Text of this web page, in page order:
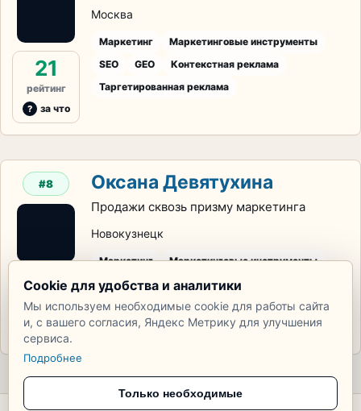
21
рейтинг
за что
Москва
Маркетинг
Маркетинговые инструменты
SEO
GEO
Контекстная реклама
Таргетированная реклама
#8
10
рейтинг
за что
Оксана Девятухина
Продажи сквозь призму маркетинга
Новокузнецк
Маркетинг
Маркетинговые инструменты
SEO
GEO
Контекстная реклама
Таргетированная реклама
Cookie для удобства и аналитики
Мы используем необходимые cookie для работы сайта
и, с вашего согласия, Яндекс Метрику для улучшения
сервиса.
Подробнее
Только необходимые